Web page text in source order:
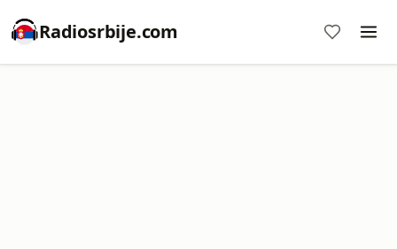
Radiosrbije.com